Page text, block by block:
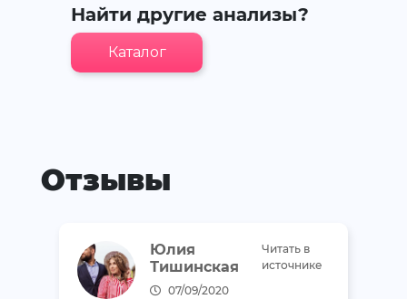
Найти другие анализы?
Каталог
Отзывы
Юлия
Тишинская
07/09/2020
Читать в
источнике